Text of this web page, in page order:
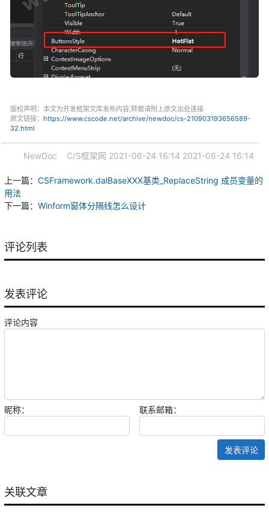
版权声明：本文为开发框架文库发布内容,转载请附上原文出处连接
原文链接： https://www.cscode.net/archive/newdoc/cs-210903193656589-
32.html
NewDoc C/S框架网 2021-06-24 16:14 2021-06-24 16:14
上一篇： CSFramework.dalBaseXXX基类_ReplaceString 成员变量的
用法
下一篇： Winform窗体分隔线怎么设计
评论列表
发表评论
评论内容
昵称： 联系邮箱：
发表评论
关联文章